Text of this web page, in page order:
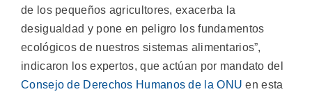
de los pequeños agricultores, exacerba la
desigualdad y pone en peligro los fundamentos
ecológicos de nuestros sistemas alimentarios”,
indicaron los expertos, que actúan por mandato del
Consejo de Derechos Humanos de la ONU en esta